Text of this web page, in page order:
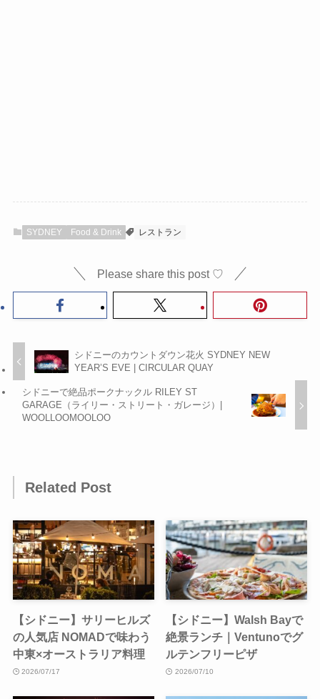
SYDNEY Food & Drink レストラン
Please share this post ♡
シドニーのカウントダウン花火 SYDNEY NEW
YEAR’S EVE | CIRCULAR QUAY
シドニーで絶品ポークナックル RILEY ST
GARAGE（ライリー・ストリート・ガレージ）|
WOOLLOOMOOLOO
Related Post
【シドニー】サリーヒルズ
の人気店 NOMADで味わう
中東×オーストラリア料理
2026/07/17
【シドニー】Walsh Bayで
絶景ランチ｜Ventunoでグ
ルテンフリーピザ
2026/07/10